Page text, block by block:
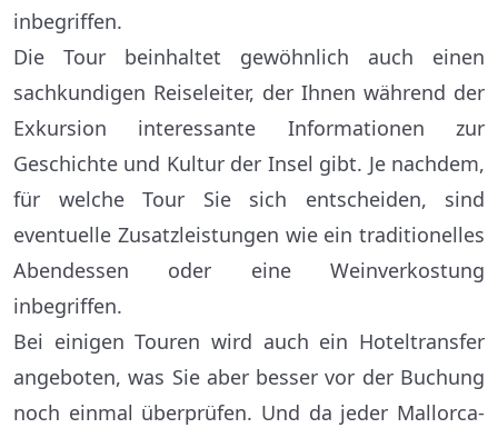
inbegriffen.
Die Tour beinhaltet gewöhnlich auch einen
sachkundigen Reiseleiter, der Ihnen während der
Exkursion interessante Informationen zur
Geschichte und Kultur der Insel gibt. Je nachdem,
für welche Tour Sie sich entscheiden, sind
eventuelle Zusatzleistungen wie ein traditionelles
Abendessen oder eine Weinverkostung
inbegriffen.
Bei einigen Touren wird auch ein Hoteltransfer
angeboten, was Sie aber besser vor der Buchung
noch einmal überprüfen. Und da jeder Mallorca-